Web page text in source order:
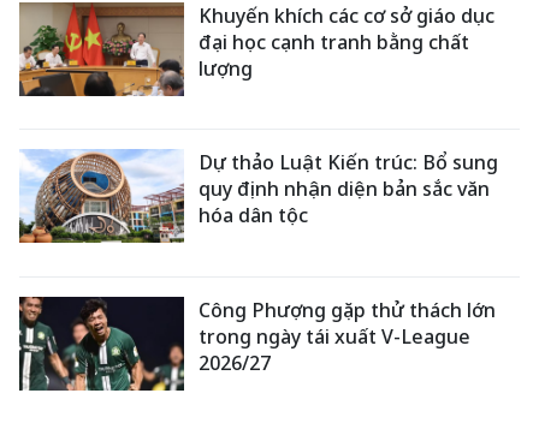
Khuyến khích các cơ sở giáo dục
đại học cạnh tranh bằng chất
lượng
Dự thảo Luật Kiến trúc: Bổ sung
quy định nhận diện bản sắc văn
hóa dân tộc
Công Phượng gặp thử thách lớn
trong ngày tái xuất V-League
2026/27